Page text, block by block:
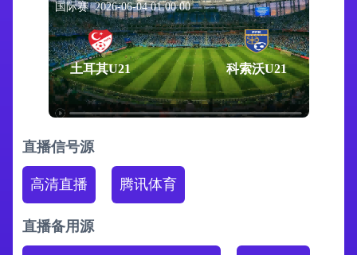
国际赛 2026-06-04 01:00:00
土耳其U21 科索沃U21
直播信号源
高清直播 腾讯体育
直播备用源